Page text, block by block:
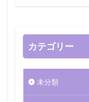
カテゴリー
未分類